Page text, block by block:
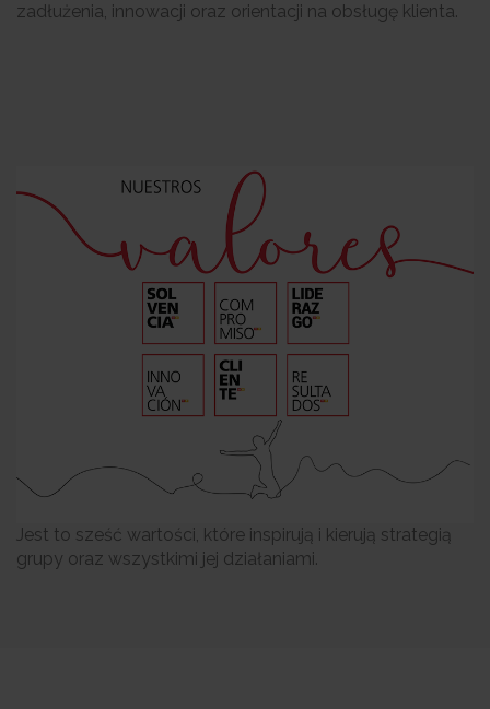
zadłużenia, innowacji oraz orientacji na obsługę klienta.
Jest to sześć wartości, które inspirują i kierują strategią
grupy oraz wszystkimi jej działaniami.